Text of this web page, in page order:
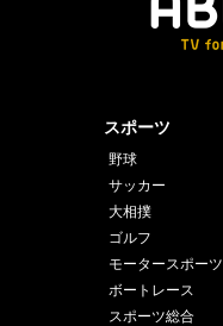
スポーツ
野球
サッカー
大相撲
ゴルフ
モータースポーツ
ボートレース
スポーツ総合